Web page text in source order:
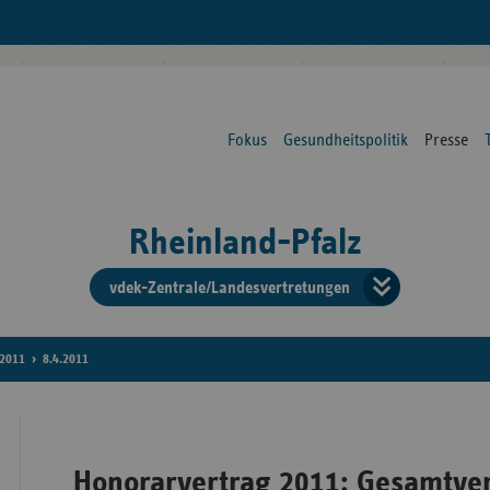
Fokus Gesundheitspolitik Presse
Rheinland-Pfalz
vdek-Zentrale/Landesvertretungen
der
2011 8.4.2011
Honorarvertrag 2011: